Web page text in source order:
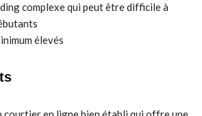
complexe qui peut être difficile à
élevés